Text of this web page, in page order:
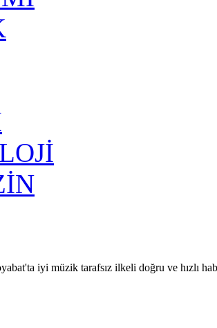
iyi müzik tarafsız ilkeli doğru ve hızlı